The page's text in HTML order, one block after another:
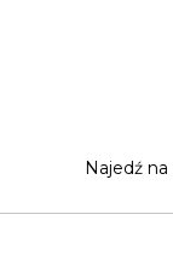
Najedź na